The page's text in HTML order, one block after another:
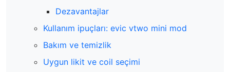
Dezavantajlar
Kullanım ipuçları: evic vtwo mini mod
Bakım ve temizlik
Uygun likit ve coil seçimi